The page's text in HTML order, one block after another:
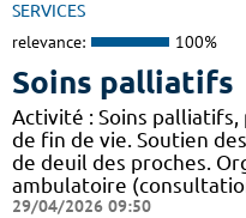
SERVICES
relevance: 100%
Soins palliatifs
Activité : Soins
de fin de vie. Soutien
de deuil des proches.
ambulatoire
29/04/2026 09:50